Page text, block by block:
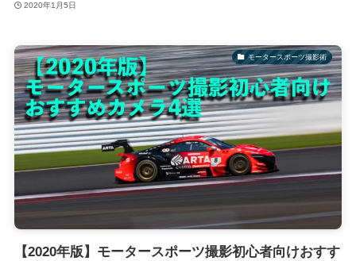
2020年1月5日
モータースポーツ撮影術
【2020年版】モータースポーツ撮影初心者向けおすす